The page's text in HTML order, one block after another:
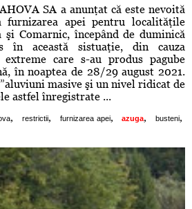
SA a anunţat că este nevoită
apei pentru localităţile
şi Comarnic, începând de duminică
în această sistuaţie, din cauza
care s-au produs pagube
în noaptea de 28/29 august 2021.
masive şi un nivel ridicat de
astfel înregistrate ...
, restrictii, furnizarea apei, azuga, busteni,